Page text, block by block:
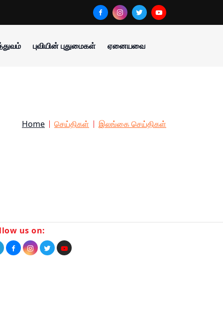
புவியின் புதுமைகள் ஏனையவை
Home செய்திகள் இலங்கை செய்திகள்
us on: